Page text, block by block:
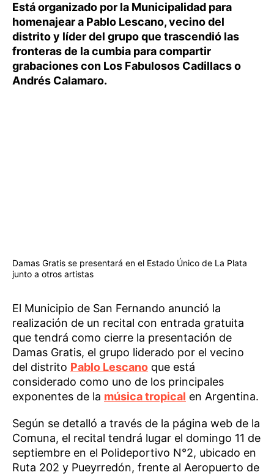
Está organizado por la Municipalidad para
homenajear a Pablo Lescano, vecino del
distrito y líder del grupo que trascendió las
fronteras de la cumbia para compartir
grabaciones con Los Fabulosos Cadillacs o
Andrés Calamaro.
Damas Gratis se presentará en el Estado Único de La Plata
junto a otros artistas
El Municipio de San Fernando anunció la
realización de un recital con entrada gratuita
que tendrá como cierre la presentación de
Damas Gratis, el grupo liderado por el vecino
del distrito Pablo Lescano que está
considerado como uno de los principales
exponentes de la música tropical en Argentina.
Según se detalló a través de la página web de la
Comuna, el recital tendrá lugar el domingo 11 de
septiembre en el Polideportivo N°2, ubicado en
Ruta 202 y Pueyrredón, frente al Aeropuerto de